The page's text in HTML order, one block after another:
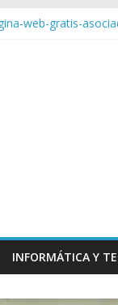
web-gratis-
elección de
qué contratar una
INFORMÁTICA Y